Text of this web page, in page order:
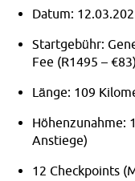
Datum:
Startgebühr:
Fee (R1495 – €83)
Länge: 109
Höhenzunahme:
Anstiege)
12 Checkpoints